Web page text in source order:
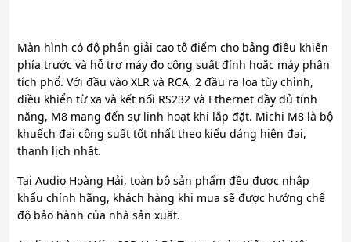
Màn hình có độ phân giải cao tô điểm cho bảng điều khiển
phía trước và hỗ trợ máy đo công suất đỉnh hoặc máy phân
tích phổ. Với đầu vào XLR và RCA, 2 đầu ra loa tùy chỉnh,
điều khiển từ xa và kết nối RS232 và Ethernet đầy đủ tính
năng, M8 mang đến sự linh hoạt khi lắp đặt. Michi M8 là bộ
khuếch đại công suất tốt nhất theo kiểu dáng hiện đại,
thanh lịch nhất.
Tại Audio Hoàng Hải, toàn bộ sản phẩm đều được nhập
khẩu chính hãng, khách hàng khi mua sẽ được hưởng chế
độ bảo hành của nhà sản xuất.